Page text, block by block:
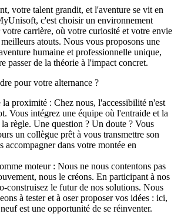
votre talent grandit, et l'aventure se vit en
c'est choisir un environnement
carrière, où votre curiosité et votre envie
atouts. Nous vous proposons une
humaine et professionnelle unique,
passer de la théorie à l'impact concret.
pour votre alternance ?
proximité : Chez nous, l'accessibilité n'est
Vous intégrez une équipe où l'entraide et la
règle. Une question ? Un doute ? Vous
un collègue prêt à vous transmettre son
accompagner dans votre montée en
moteur : Nous ne nous contentons pas
nous le créons. En participant à nos
construisez le futur de nos solutions. Nous
à tester et à oser proposer vos idées : ici,
est une opportunité de se réinventer.